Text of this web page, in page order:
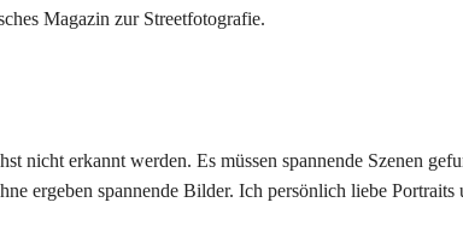
Magazin zur Streetfotografie.
nicht erkannt werden. Es müssen spannende Szenen
ergeben spannende Bilder. Ich persönlich liebe